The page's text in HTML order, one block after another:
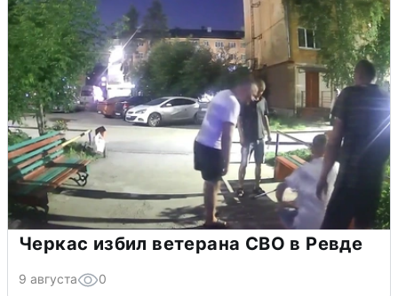
Черкас избил ветерана СВО в Ревде
9 августа 0